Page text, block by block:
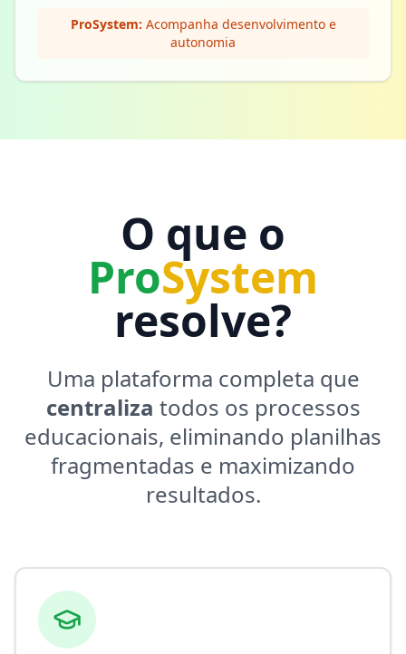
ProSystem: Acompanha desenvolvimento e
autonomia
O que o
ProSystem
resolve?
Uma plataforma completa que
centraliza todos os processos
educacionais, eliminando planilhas
fragmentadas e maximizando
resultados.